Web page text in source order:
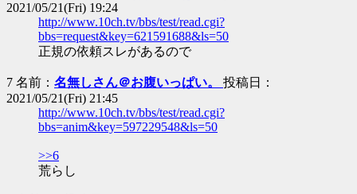
2021/05/21(Fri) 19:24
http://www.10ch.tv/bbs/test/read.cgi?
bbs=request&key=621591688&ls=50
正規の依頼スレがあるので
7 名前： 名無しさん＠お腹いっぱい。 投稿日：
2021/05/21(Fri) 21:45
http://www.10ch.tv/bbs/test/read.cgi?
bbs=anim&key=597229548&ls=50
>>6
荒らし